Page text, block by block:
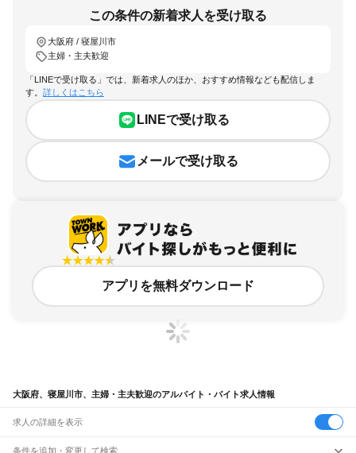
この条件の新着求人を受け取る
大阪府 / 寝屋川市
主婦・主夫歓迎
「LINEで受け取る」では、新着求人のほか、おすすめ情報なども配信しま
す。 詳しくはこちら
LINEで受け取る
メールで受け取る
アプリを無料ダウンロード
大阪府、寝屋川市、主婦・主夫歓迎のアルバイト・バイト求人情報
求人の詳細を表示
条件を追加・変更して検索